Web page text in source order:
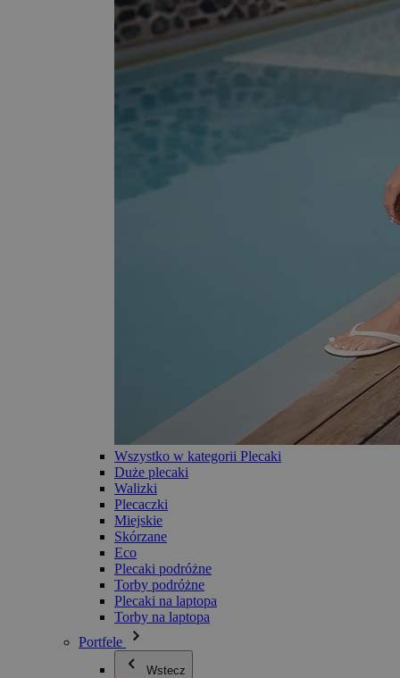
Wszystko w kategorii Plecaki
Duże plecaki
Walizki
Plecaczki
Miejskie
Skórzane
Eco
Plecaki podróżne
Torby podróżne
Plecaki na laptopa
Torby na laptopa
Portfele
Wstecz